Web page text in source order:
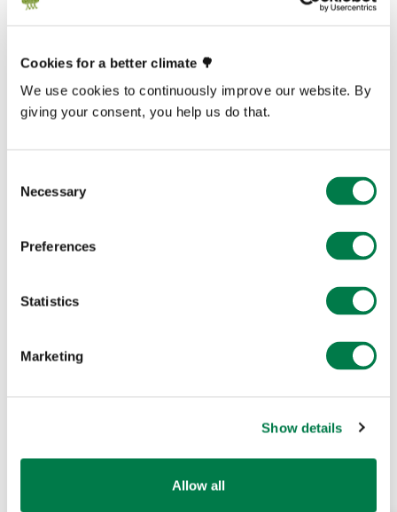
Cookies for a better climate 🌳
We use cookies to continuously improve our website. By
giving your consent, you help us do that.
Selection
Necessary
Preferences
Statistics
Marketing
Show details
Allow all
Was für ein Tag, vielen Dank!
latest facts and figures. If you have any questions,
please contact
media@plant-for-the-planet.org